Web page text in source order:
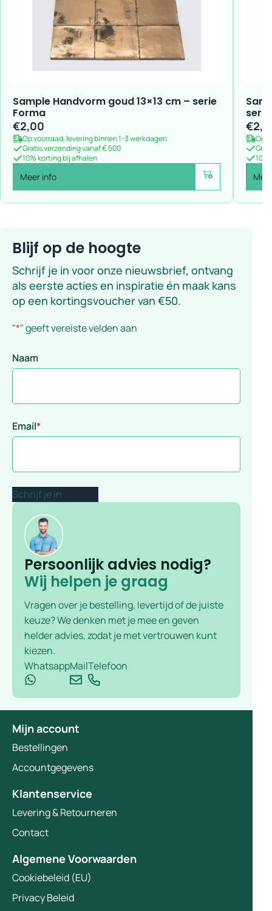
Sample Handvorm goud 13×13 cm – serie
Forma
€2,00
Op voorraad, levering binnen 1-3 werkdagen
Gratis verzending vanaf € 500
10% korting bij afhalen
Meer info Voeg toe
€
Op
Blijf op de hoogte
Schrijf je in voor onze nieuwsbrief, ontvang
als eerste acties en inspiratie én maak kans
op een kortingsvoucher van €50.
"*" geeft vereiste velden aan
Naam
Email*
Persoonlijk advies nodig?
Wij helpen je graag
Vragen over je bestelling, levertijd of de juiste
keuze? We denken met je mee en geven
helder advies, zodat je met vertrouwen kunt
kiezen.
WhatsappMailTelefoon
Mijn account
Bestellingen
Accountgegevens
Klantenservice
Levering & Retourneren
Contact
Algemene Voorwaarden
Cookiebeleid (EU)
Privacy Beleid